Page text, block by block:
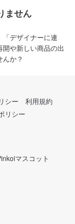
ません
デザイナーに連
や新しい商品の出
か？
シー
利用規約
リシー
マスコット